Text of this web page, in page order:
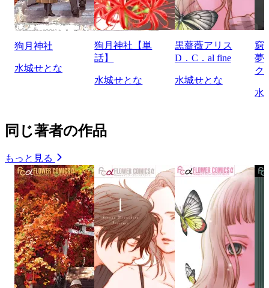
狗月神社
水城せとな
狗月神社【単
話】
水城せとな
黒薔薇アリス
D．C．al fine
水城せとな
窮
夢
ク
水
同じ著者の作品
もっと見る